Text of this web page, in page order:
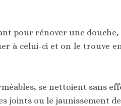
pour rénover une
à celui-ci et on le trouve
se nettoient sans
joints ou le jaunissement